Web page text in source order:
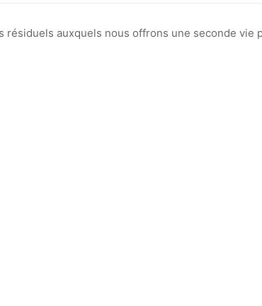
auxquels nous offrons une seconde vie